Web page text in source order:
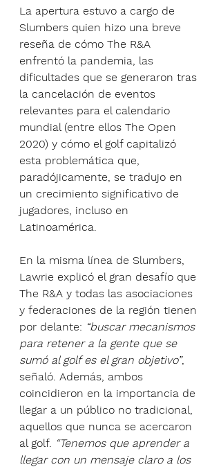
La apertura estuvo a cargo de
Slumbers quien hizo una breve
reseña de cómo The R&A
enfrentó la pandemia, las
dificultades que se generaron tras
la cancelación de eventos
relevantes para el calendario
mundial (entre ellos The Open
2020) y cómo el golf capitalizó
esta problemática que,
paradójicamente, se tradujo en
un crecimiento significativo de
jugadores, incluso en
Latinoamérica.
En la misma línea de Slumbers,
Lawrie explicó el gran desafío que
The R&A y todas las asociaciones
y federaciones de la región tienen
por delante: “buscar mecanismos
para retener a la gente que se
sumó al golf es el gran objetivo”,
señaló. Además, ambos
coincidieron en la importancia de
llegar a un público no tradicional,
aquellos que nunca se acercaron
al golf. “Tenemos que aprender a
llegar con un mensaje claro a los